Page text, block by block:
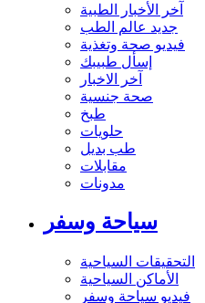
آخر الأخبار الطبية
جديد عالم الطب
فيديو صحة وتغذية
إسأل طبيبك
آخر الاخبار
صحة جنسية
طبخ
حلويات
طب بديل
مقابلات
مدونات
سياحة وسفر
التحقيقات السياحية
الأماكن السياحية
فيديو سياحة وسفر